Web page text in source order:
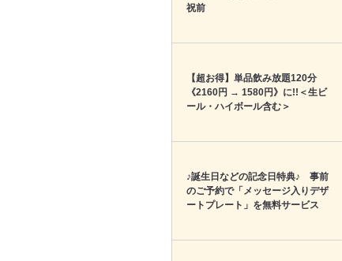
祝前
【超お得】単品飲み放題120分
《2160円 → 1580円》に!!＜生ビ
ール・ハイボール含む＞
♪誕生日などの記念日特典♪ 事前
のご予約で「メッセージ入りデザ
ートプレート」を無料サービス